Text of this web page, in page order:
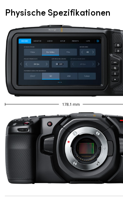
Physische Spezifikationen